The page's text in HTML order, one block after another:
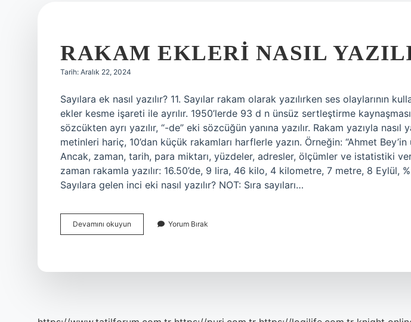
RAKAM EKLERI NASIL
Tarih: Aralık 22, 2024
Sayılara ek nasıl yazılır? 11. Sayılar rakam olarak yazılırken ses olaylarının
ekler kesme işareti ile ayrılır. 1950’lerde 93 d n ünsüz sertleştirme kaynaşması
sözcükten ayrı yazılır, “-de” eki sözcüğün yanına yazılır. Rakam yazıyla nasıl
metinleri hariç, 10’dan küçük rakamları harflerle yazın. Örneğin: “Ahmet Bey’in
Ancak, zaman, tarih, para miktarı, yüzdeler, adresler, ölçümler ve istatistiki
zaman rakamla yazılır: 16.50’de, 9 lira, 46 kilo, 4 kilometre, 7 metre, 8 Eylül,
Sayılara gelen inci eki nasıl yazılır? NOT: Sıra sayıları…
Devamını okuyun
Ekleri
Yorum Bırak